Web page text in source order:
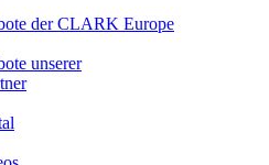
der CLARK Europe
unserer